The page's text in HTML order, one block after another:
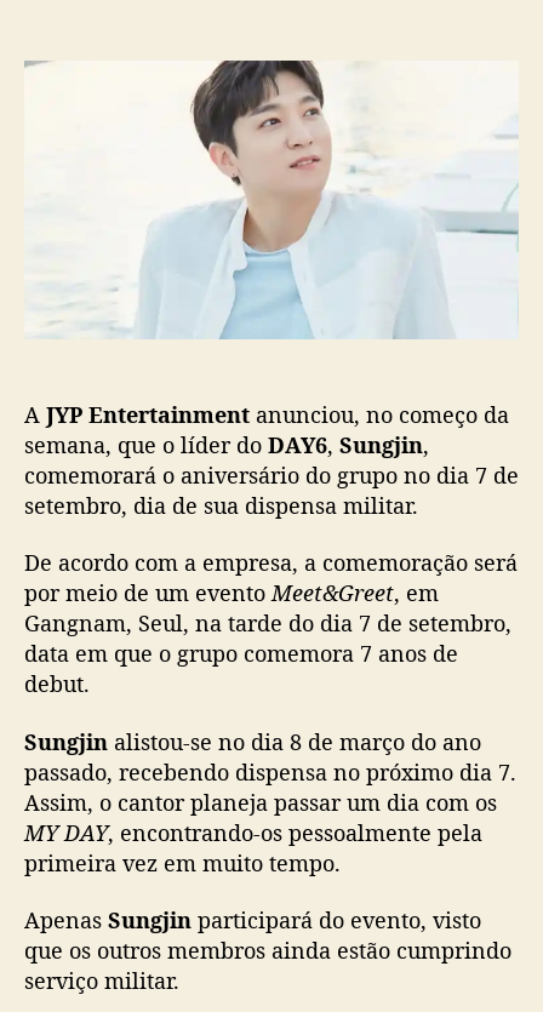
d
e
p
u
b
c
a
i
n
o
m
e
m
o
a
a
n
á
r
i
o
g
A JYP Entertainment anunciou, no começo da
semana, que o líder do DAY6, Sungjin,
comemorará o aniversário do grupo no dia 7 de
setembro, dia de sua dispensa militar.
De acordo com a empresa, a comemoração será
por meio de um eventoMeet&Greet, em
Gangnam, Seul, na tarde do dia 7 de setembro,
data em que o grupo comemora 7 anos de
debut.
Sungjin alistou-se no dia 8 de março do ano
passado, recebendo dispensa no próximo dia 7.
Assim, o cantor planeja passar um dia com os
MY DAY, encontrando-os pessoalmente pela
primeira vez em muito tempo.
Apenas Sungjin participará do evento, visto
que os outros membros ainda estão cumprindo
serviço militar.